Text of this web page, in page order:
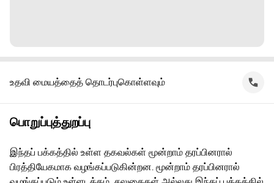
உதவி மையத்தைத் தொடர்புகொள்ளவும்
பொறுப்புத்துறப்பு
இந்தப் பக்கத்தில் உள்ள தகவல்கள் மூன்றாம் தரப்பினரால்
பிரத்தியேகமாக வழங்கப்படுகின்றன. மூன்றாம் தரப்பினரால்